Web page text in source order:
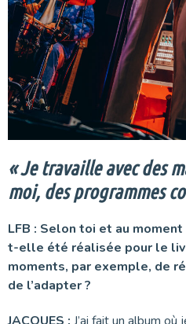
« Je travaille avec des
moi, des programmes
LFB : Selon toi et au
t-elle été réalisée pour le
moments, par exemple, de
de l’adapter ?